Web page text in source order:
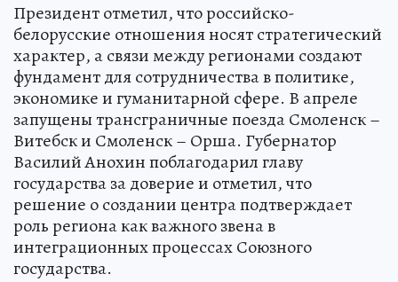
Президент отметил, что российско-
белорусские отношения носят стратегический
характер, а связи между регионами создают
фундамент для сотрудничества в политике,
экономике и гуманитарной сфере. В апреле
запущены трансграничные поезда Смоленск –
Витебск и Смоленск – Орша. Губернатор
Василий Анохин поблагодарил главу
государства за доверие и отметил, что
решение о создании центра подтверждает
роль региона как важного звена в
интеграционных процессах Союзного
государства.